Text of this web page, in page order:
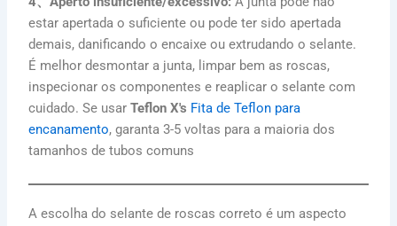
estar apertada o suficiente ou pode ter sido apertada
demais, danificando o encaixe ou extrudando o selante.
É melhor desmontar a junta, limpar bem as roscas,
inspecionar os componentes e reaplicar o selante com
cuidado. Se usarTeflon X's Fita de Teflon para
encanamento, garanta 3-5 voltas para a maioria dos
tamanhos de tubos comuns
A escolha do selante de roscas correto é um aspecto